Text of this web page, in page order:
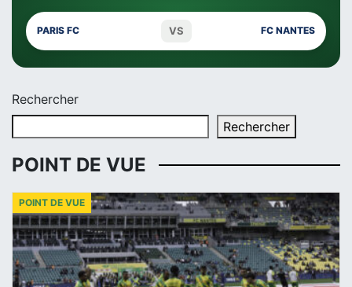
PARIS FC VS FC NANTES
Rechercher
Rechercher
POINT DE VUE
POINT DE VUE